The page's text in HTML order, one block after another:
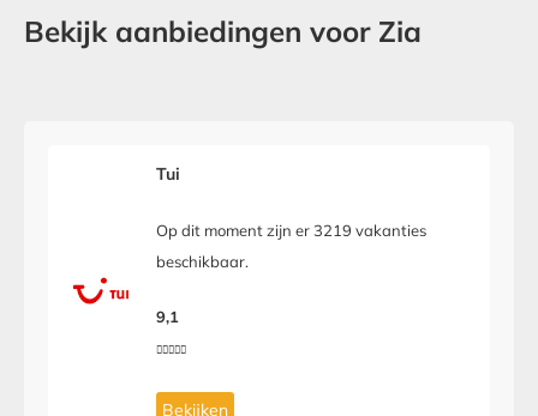
Bekijk aanbiedingen voor Zia
Tui
Op dit moment zijn er 3219 vakanties
beschikbaar.
9,1

Bekijken